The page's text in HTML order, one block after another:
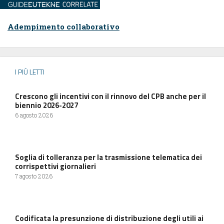
Adempimento collaborativo
I PIÙ LETTI
Crescono gli incentivi con il rinnovo del CPB anche per il
biennio 2026-2027
6 agosto 2026
Soglia di tolleranza per la trasmissione telematica dei
corrispettivi giornalieri
7 agosto 2026
Codificata la presunzione di distribuzione degli utili ai